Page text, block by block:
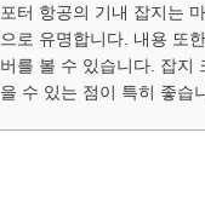
포터 항공의 기내 잡지는
으로 유명합니다. 내용 또
버를 볼 수 있습니다. 잡지
을 수 있는 점이 특히 좋습